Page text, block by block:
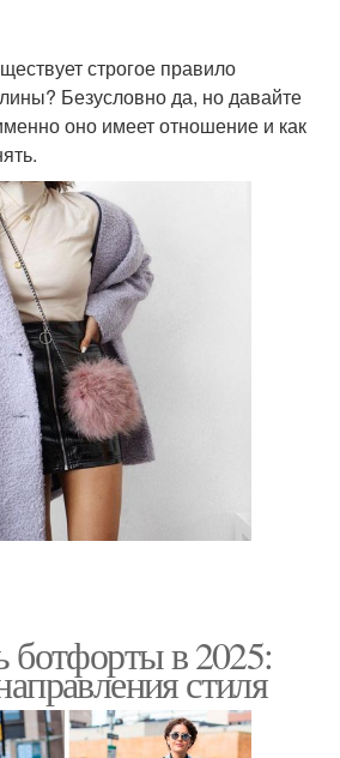
строгое правило
Безусловно да, но давайте
оно имеет отношение и как
ботфорты в 2025:
стиля